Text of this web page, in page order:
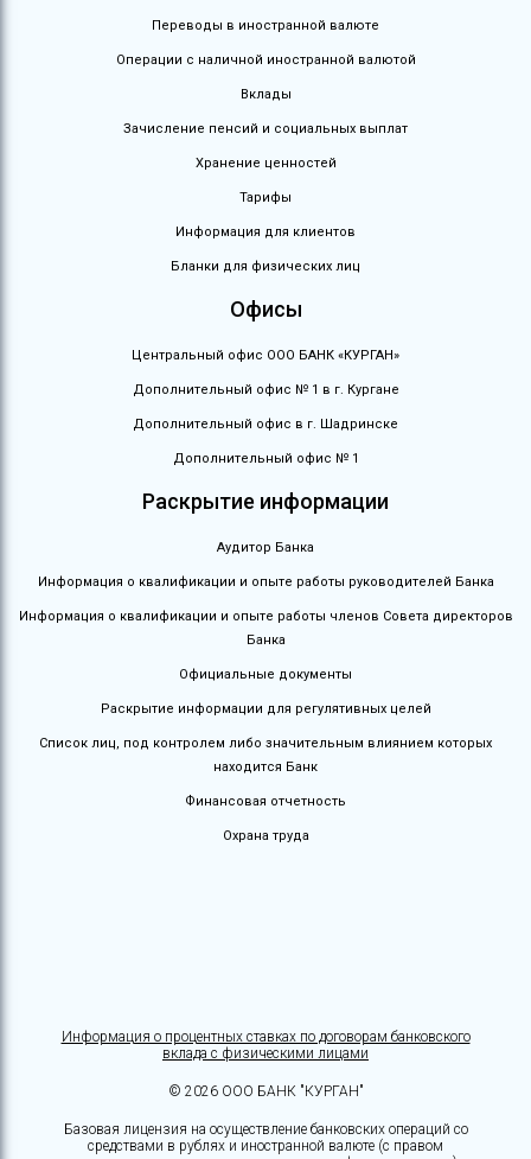
Переводы в иностранной валюте
Операции с наличной иностранной валютой
Вклады
Зачисление пенсий и социальных выплат
Хранение ценностей
Тарифы
Информация для клиентов
Бланки для физических лиц
Офисы
Центральный офис ООО БАНК «КУРГАН»
Дополнительный офис № 1 в г. Кургане
Дополнительный офис в г. Шадринске
Дополнительный офис № 1
Раскрытие информации
Аудитор Банка
Информация о квалификации и опыте работы руководителей Банка
Информация о квалификации и опыте работы членов Совета директоров
Банка
Официальные документы
Раскрытие информации для регулятивных целей
Список лиц, под контролем либо значительным влиянием которых
находится Банк
Финансовая отчетность
Охрана труда
Информация о процентных ставках по договорам банковского
вклада с физическими лицами
© 2026 ООО БАНК "КУРГАН"
Базовая лицензия на осуществление банковских операций со
средствами в рублях и иностранной валюте (с правом